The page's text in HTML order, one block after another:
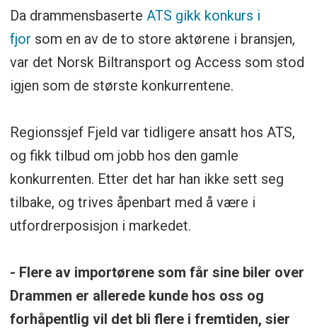
Da drammensbaserte ATS gikk konkurs i
fjor som en av de to store aktørene i bransjen,
var det Norsk Biltransport og Access som stod
igjen som de største konkurrentene.
Regionssjef Fjeld var tidligere ansatt hos ATS,
og fikk tilbud om jobb hos den gamle
konkurrenten. Etter det har han ikke sett seg
tilbake, og trives åpenbart med å være i
utfordrerposisjon i markedet.
- Flere av importørene som får sine biler over
Drammen er allerede kunde hos oss og
forhåpentlig vil det bli flere i fremtiden, sier